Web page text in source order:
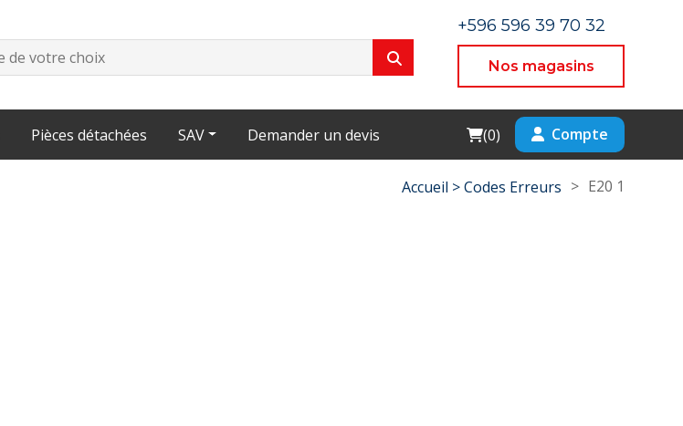
+596 596 39 70 32
Nos magasins
Pièces détachées SAV Demander un devis Cart
(0) Compte
Accueil >Codes Erreurs > E20 1